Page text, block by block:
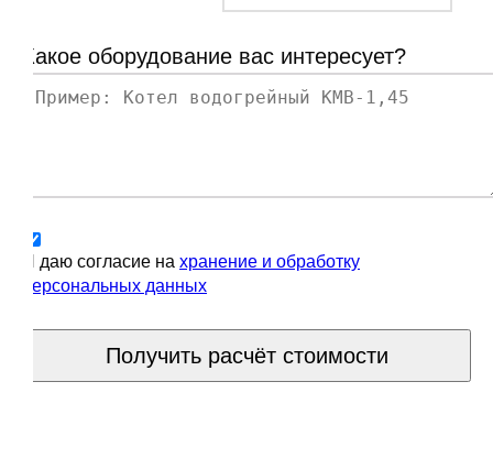
Какое оборудование вас интересует?
Я даю согласие на хранение и обработку
персональных данных
Получить расчёт стоимости